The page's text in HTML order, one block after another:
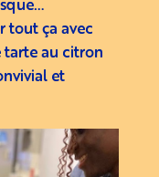
tout ça avec
tarte au citron
et